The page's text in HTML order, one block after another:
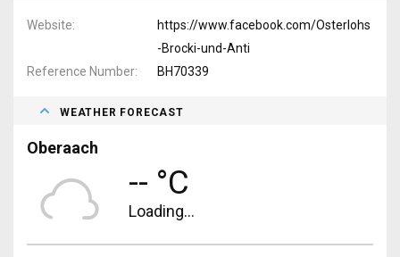
Website
https://www.facebook.com/Osterlohs
-Brocki-und-Anti
Reference Number
BH70339
WEATHER FORECAST
Oberaach
-- °C
Loading...